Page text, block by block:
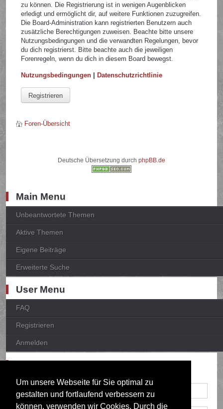
Um unsere Webseite für Sie optimal zu
gestalten und fortlaufend verbessern zu
können, verwenden wir Cookies. Durch die
zu können. Die Registrierung ist in wenigen Augenblicken
erledigt und ermöglicht dir, auf weitere Funktionen zuzugreifen.
Die Board-Administration kann registrierten Benutzern auch
zusätzliche Berechtigungen zuweisen. Beachte bitte unsere
Nutzungsbedingungen und die verwandten Regelungen, bevor
du dich registrierst. Bitte beachte auch die jeweiligen
Forenregeln, wenn du dich in diesem Board bewegst.
Nutzungsbedingungen |Datenschutzrichtlinie
Registrieren
Foren-Übersicht
Deutsche Übersetzung durch phpBB.de
Main Menu
Unbeantwortete Themen
Aktive Themen
Eigene Beiträge
Erweiterte Suche
User Menu
FAQ
Registrieren
Anmelden